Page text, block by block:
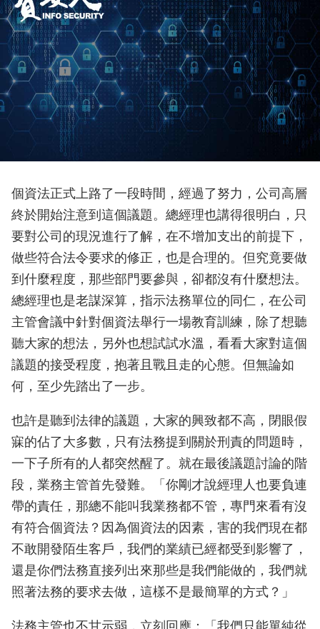
個資法正式上路了一段時間，經過了努力，公司高層
終於開始注意到這個議題。總經理也講得很明白，只
要對公司的現況進行了解，在不增加支出的前提下，
做些符合法令要求的修正，也是合理的。但究竟要做
到什麼程度，那些部門要參與，卻都沒有什麼想法。
總經理也是老謀深算，指示法務單位的同仁，在公司
主管會議中針對個資法舉行一場教育訓練，除了想聽
聽大家的想法，另外也想試試水溫，看看大家對這個
議題的接受程度，抱著且戰且走的心態。但無論如
何，至少先踏出了一步。
也許是聽到法律的議題，大家的興致都不高，閉眼假
寐的佔了大多數，只有法務提到關於刑責的問題時，
一下子所有的人都突然醒了。就在最後議題討論的階
段，業務主管首先發難。「你剛才說經理人也要負連
帶的責任，那總不能叫我業務都不管，專門來看有沒
有符合個資法？因為個資法的因素，害的我們現在都
不敢開發陌生客戶，我們的業績已經都受到影響了，
還是你們法務直接列出來那些是我們能做的，我們就
照著法務的要求去做，這樣不是最簡單的方式？」